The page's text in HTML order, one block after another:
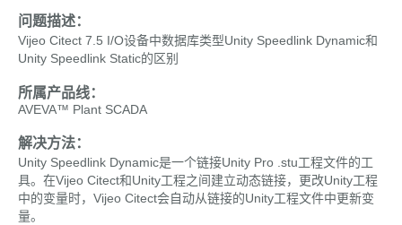
问题描述：
Vijeo Citect 7.5 I/O设备中数据库类型Unity Speedlink Dynamic和
Unity Speedlink Static的区别
所属产品线：
AVEVA™ Plant SCADA
解决方法：
Unity Speedlink Dynamic是一个链接Unity Pro .stu工程文件的工
具。在Vijeo Citect和Unity工程之间建立动态链接，更改Unity工程
中的变量时，Vijeo Citect会自动从链接的Unity工程文件中更新变
量。